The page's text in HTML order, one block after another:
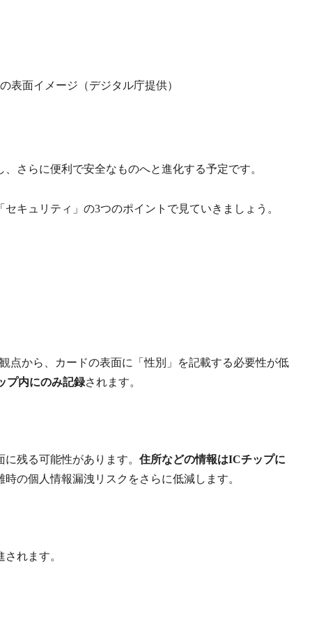
表面イメージ（デジタル庁提供）
さらに便利で安全なものへと進化する予定です。
キュリティ」の3つのポイントで見ていきましょう。
点から、カードの表面に「性別」を記載する必要性が低
プ内にのみ記録されます。
残る可能性があります。 住所などの情報はICチップに
時の個人情報漏洩リスクをさらに低減します。
れます。